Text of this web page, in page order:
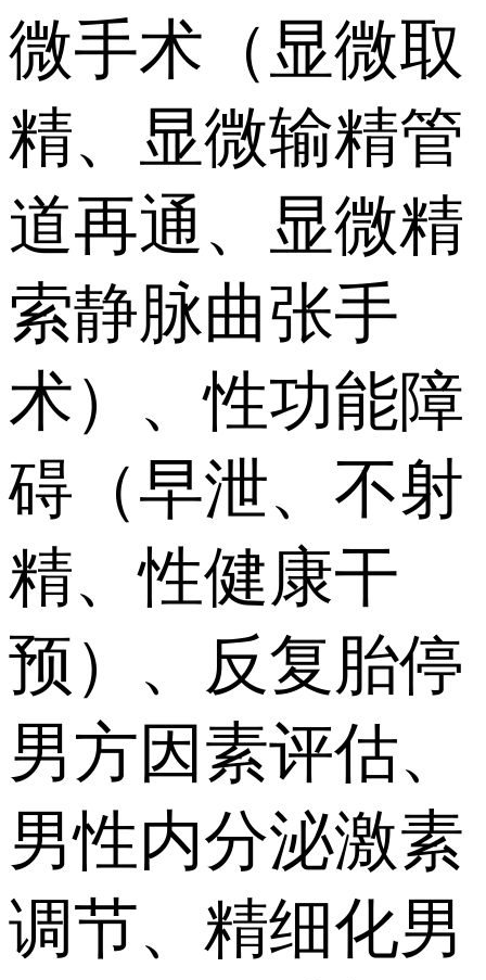
微手术（显微取
精、显微输精管
道再通、显微精
索静脉曲张手
术）、性功能障
碍（早泄、不射
精、性健康干
预）、反复胎停
男方因素评估、
男性内分泌激素
调节、精细化男